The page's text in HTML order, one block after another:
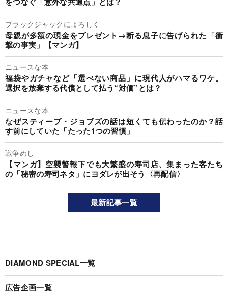
ブラックジャックによろしく
母親が多額の現金をプレゼント→断る息子に告げられた「衝
撃の事実」【マンガ】
ニュースな本
福袋やガチャなど「選べない商品」に現代人がハマるワケ。
選択を放棄する代償として払う“対価”とは？
ニュースな本
なぜスティーブ・ジョブズの話は短くても伝わったのか？話
す前にしていた「たった1つの習慣」
戦争めし
【マンガ】空襲警報下でも大繁盛の寿司店、集まった客たち
の「秘密の寿司ネタ」にヨダレが出そう〈再配信〉
最新記事一覧
DIAMOND SPECIAL一覧
広告企画一覧